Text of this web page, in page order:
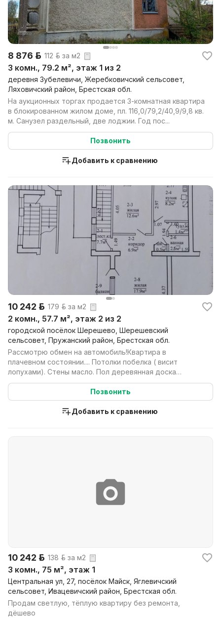
8 876 р. 112 р. за м2
3 комн., 79.2 м², этаж 1 из 2
деревня Зубелевичи, Жеребковичский сельсовет,
Ляховичский район, Брестская обл.
На аукционных торгах продается 3-комнатная квартира
в блокированном жилом доме, пл. 116,0/79,2/40,9/9,8 кв.
м. Санузел раздельный, две лоджии. Год пос...
Позвонить
Добавить к сравнению
10 242 р. 179 р. за м2
2 комн., 57.7 м², этаж 2 из 2
городской посёлок Шерешево, Шерешевский
сельсовет, Пружанский район, Брестская обл.
Рассмотрю обмен на автомобиль!Квартира в
плачевном состоянии.... Потолки побелка ( висит
лопухами). Стены масло. Пол деревянная доска
крашеная маслом....
Позвонить
Добавить к сравнению
10 242 р. 138 р. за м2
3 комн., 75 м², этаж 1
Центральная ул, 27, посёлок Майск, Яглевичский
сельсовет, Ивацевичский район, Брестская обл.
Продам светлую, тёплую квартиру без ремонта,
дёшево